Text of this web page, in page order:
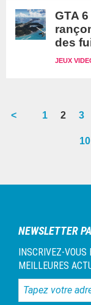
GTA
des
JEUX
<
Go
1
Go
page
2
Go
3
10
latérale
NEWSLETTER
INSCRIVEZ-
MEILLEURES
Tapez
votre